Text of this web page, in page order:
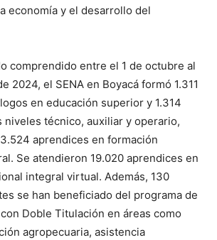
economía y el desarrollo del
comprendido entre el 1 de octubre al
2024, el SENA en Boyacá formó 1.311
en educación superior y 1.314
niveles técnico, auxiliar y operario,
aprendices en formación
Se atendieron 19.020 aprendices en
integral virtual. Además, 130
se han beneficiado del programa de
Doble Titulación en áreas como
agropecuaria, asistencia